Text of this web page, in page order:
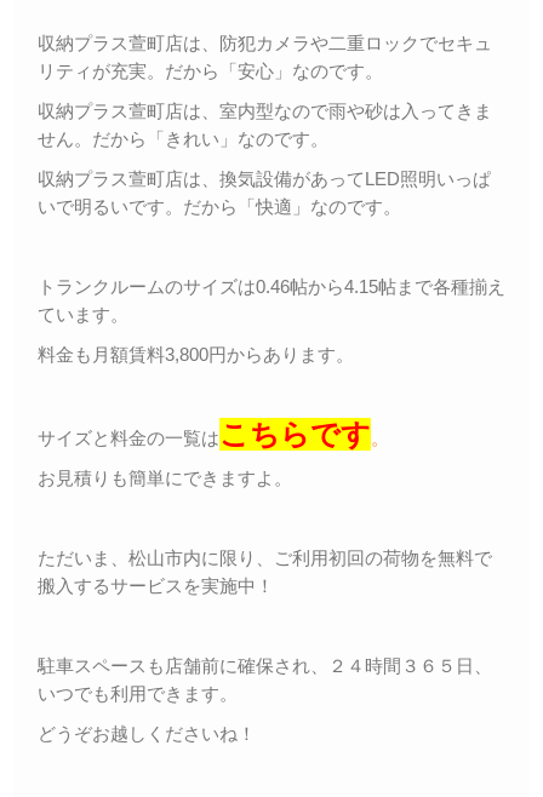
収納プラス萱町店は、防犯カメラや二重ロックでセキュ
リティが充実。だから「安心」なのです。
収納プラス萱町店は、室内型なので雨や砂は入ってきま
せん。だから「きれい」なのです。
収納プラス萱町店は、換気設備があってLED照明いっぱ
いで明るいです。だから「快適」なのです。
トランクルームのサイズは0.46帖から4.15帖まで各種揃え
ています。
料金も月額賃料3,800円からあります。
サイズと料金の一覧はこちらです。
お見積りも簡単にできますよ。
ただいま、松山市内に限り、ご利用初回の荷物を無料で
搬入するサービスを実施中！
駐車スペースも店舗前に確保され、２４時間３６５日、
いつでも利用できます。
どうぞお越しくださいね！